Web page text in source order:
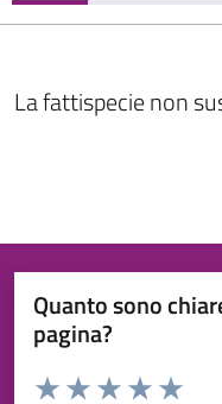
La fattispecie non
Quanto sono
pagina?
Valuta da 1 a 5 stelle la